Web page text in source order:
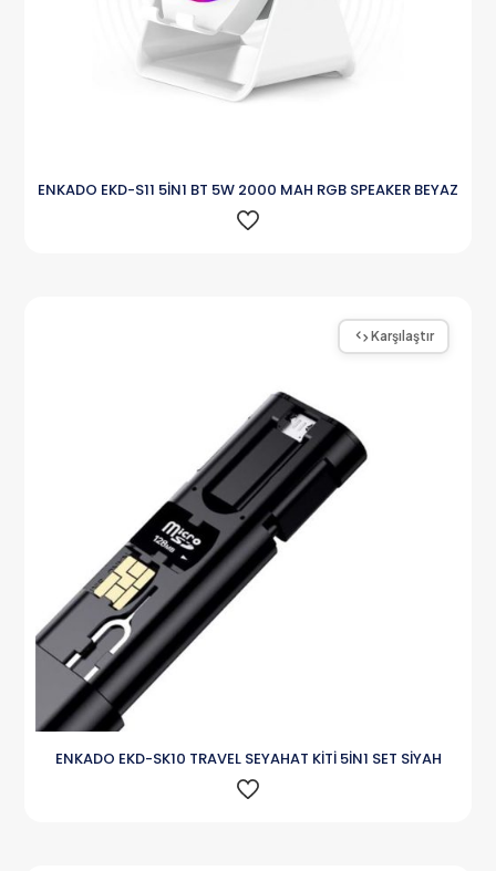
ENKADO EKD-S11 5İN1 BT 5W 2000 MAH RGB SPEAKER BEYAZ
Karşılaştır
ENKADO EKD-SK10 TRAVEL SEYAHAT KİTİ 5İN1 SET SİYAH